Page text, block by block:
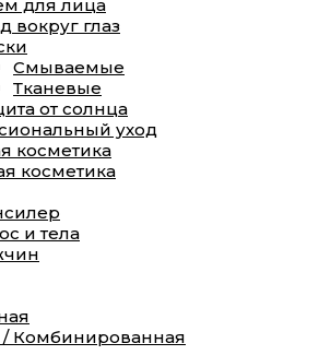
для лица
вокруг глаз
Смываемые
Тканевые
от солнца
уход
косметика
косметика
и тела
Комбинированная